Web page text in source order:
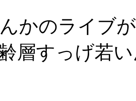
かのライブ
層すっげ若